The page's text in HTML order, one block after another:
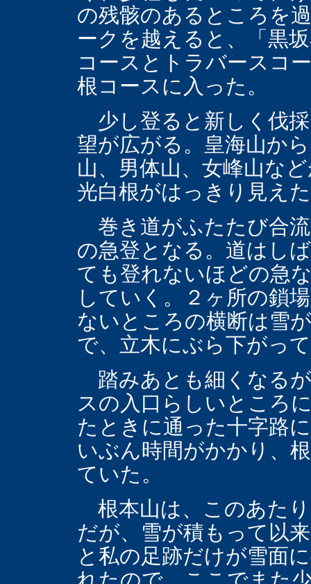
の残骸のあるところを
ークを越えると、「黒
コースとトラバースコ
根コースに入った。
少し登ると新しく伐
望が広がる。皇海山か
山、男体山、女峰山な
光白根がはっきり見え
巻き道がふたたび合
の急登となる。道はし
ても登れないほどの急
していく。２ヶ所の鎖
ないところの横断は雪
で、立木にぶら下がっ
踏みあとも細くなる
スの入口らしいところ
たときに通った十字路
いぶん時間がかかり、
ていた。
根本山は、このあた
だが、雪が積もって以
と私の足跡だけが雪面